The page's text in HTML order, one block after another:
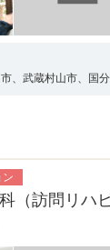
、武蔵村山市、国
（訪問リハ